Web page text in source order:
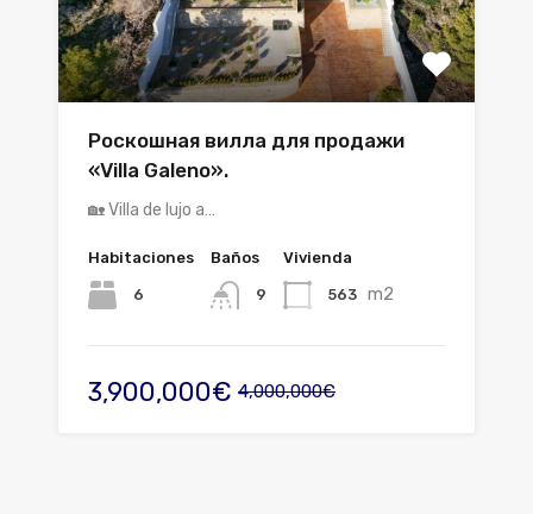
Роскошная вилла для продажи
«Villa Galeno».
🏡 Villa de lujo a…
Habitaciones
6
Baños
9
Vivienda
563 m2
3,900,000€ 4,000,000€